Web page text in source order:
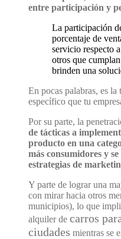
entre participación y
La participación
porcentaje de
servicio respecto
otros que
brinden una
En pocas palabras, es
específico que tu
Por su parte, la
de tácticas a
producto en una
más consumidores y
estrategias de
Y parte de lograr una
con mirar hacia otros
municipios), lo que
alquiler de carros
ciudades mientras se